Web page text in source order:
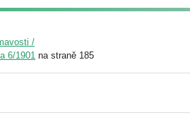
/
6/1901 na straně 185